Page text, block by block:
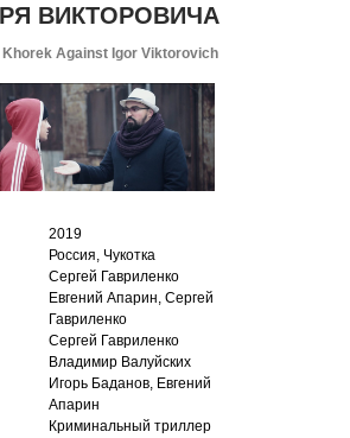
ВИКТОРОВИЧА
2019
Россия, Чукотка
Сергей Гавриленко
Евгений Апарин, Сергей
Гавриленко
Сергей Гавриленко
Владимир Валуйских
Игорь Баданов, Евгений
Апарин
Криминальный триллер
Khorek Against Igor Viktorovich